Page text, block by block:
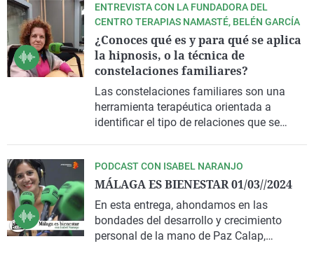
presente medio centenar de las mejores
enseñas vinculadas al sector del lujo como
Yves Saint Laurent, Balenciaga, Fendi o
Gucci.
ENTREVISTA CON LA FUNDADORA DEL
CENTRO TERAPIAS NAMASTÉ, BELÉN GARCÍA
¿Conoces qué es y para qué se aplica
la hipnosis, o la técnica de
constelaciones familiares?
Las constelaciones familiares son una
herramienta terapéutica orientada a
identificar el tipo de relaciones que se
plantea un cambio en el estado de la
conciencia y aumento de relajación, que
permite una mejor atención y
concentración. En nuestro espacio de
bienestar, hablamos de estas técnicas, y
de los talleres que sobre ellas organiza el
PODCAST CON ISABEL NARANJO
MÁLAGA ES BIENESTAR 01/03//2024
En esta entrega, ahondamos en las
bondades del desarrollo y crecimiento
personal de la mano de Paz Calap,